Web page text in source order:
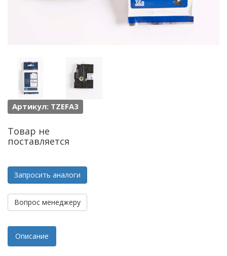
Артикул: TZEFA3
Товар не
поставляется
Запросить аналоги
Вопрос менеджеру
Описание